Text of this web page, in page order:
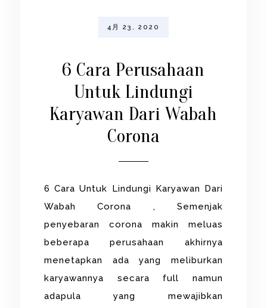
4月 23, 2020
6 Cara Perusahaan
Untuk Lindungi
Karyawan Dari Wabah
Corona
6 Cara Untuk Lindungi Karyawan Dari
Wabah Corona , Semenjak
penyebaran corona makin meluas
beberapa perusahaan akhirnya
menetapkan ada yang meliburkan
karyawannya secara full namun
adapula yang mewajibkan